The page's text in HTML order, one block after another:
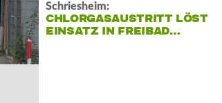
Schriesheim:
CHLORGASAUSTRITT LÖST
EINSATZ IN FREIBAD…